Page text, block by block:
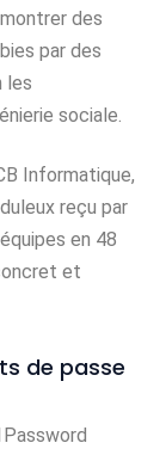
des
par des
les
sociale.
Informatique,
reçu par
en 48
et
de passe